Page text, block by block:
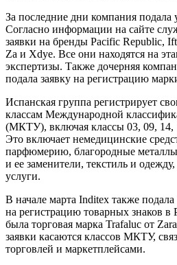
За последние дни компания подала
Согласно информации на сайте
заявки на бренды Pacific Republic,
Za и Xdye. Все они находятся на
экспертизы. Также дочерняя
подала заявку на регистрацию
Испанская группа регистрирует
классам Международной
(МКТУ), включая классы 03, 09, 14,
Это включает немедицинские
парфюмерию, благородные
и ее заменители, текстиль и
услуги.
В начале марта Inditex также подала
на регистрацию товарных знаков в
была торговая марка Trafaluc от
заявки касаются классов МКТУ,
торговлей и маркетплейсами.